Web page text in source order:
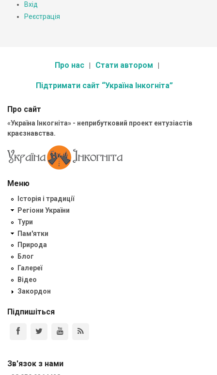
Вхід
Реєстрація
Про нас Стати автором
Підтримати сайт “Україна Інкогніта”
Про сайт
«Україна Інкогніта» - неприбутковий проект ентузіастів
краєзнавства.
Меню
Історія і традиції
Регіони України
Тури
Пам'ятки
Природа
Блог
Галереї
Відео
Закордон
Підпишіться
Зв'язок з нами